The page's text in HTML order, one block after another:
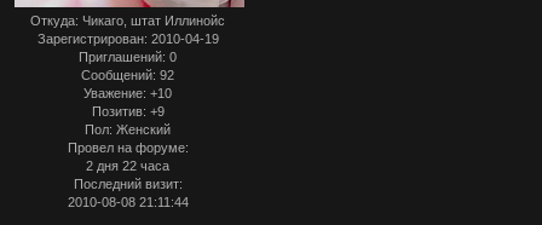
Откуда: Чикаго, штат Иллинойс
Зарегистрирован: 2010-04-19
Приглашений: 0
Сообщений: 92
Уважение: +10
Позитив: +9
Пол: Женский
Провел на форуме:
2 дня 22 часа
Последний визит:
2010-08-08 21:11:44